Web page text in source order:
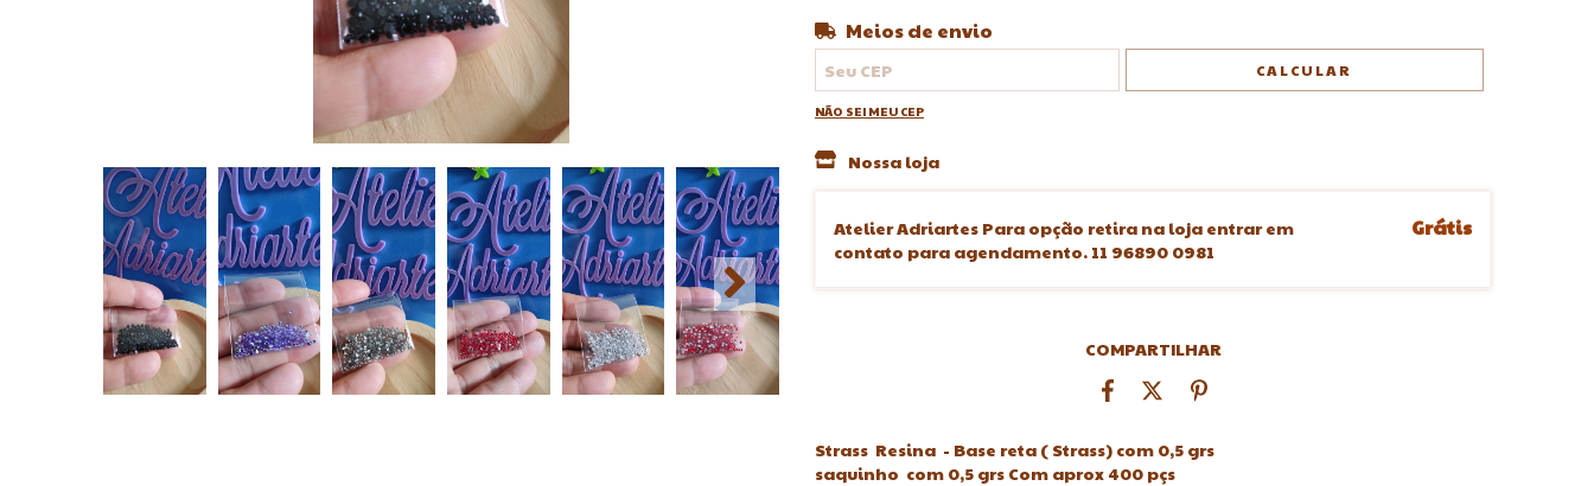
Entregas para o CEP:
Meios de envio
CALCULAR
NÃO SEI MEU CEP
Nossa loja
Atelier Adriartes Para opção retira na loja entrar em
contato para agendamento. 11 96890 0981
Grátis
COMPARTILHAR
Strass Resina - Base reta ( Strass) com 0,5 grs
saquinho com 0,5 grs Com aprox 400 pçs